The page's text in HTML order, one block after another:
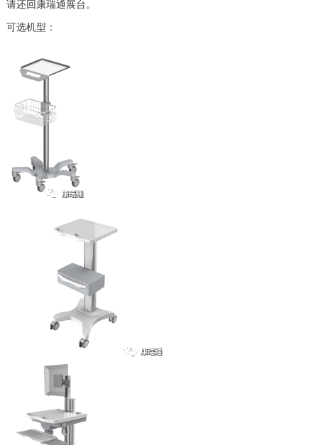
请还回康瑞通展台。
可选机型：